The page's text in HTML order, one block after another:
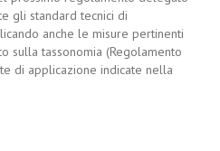
gli standard tecnici di
anche le misure pertinenti
sulla tassonomia (Regolamento
di applicazione indicate nella